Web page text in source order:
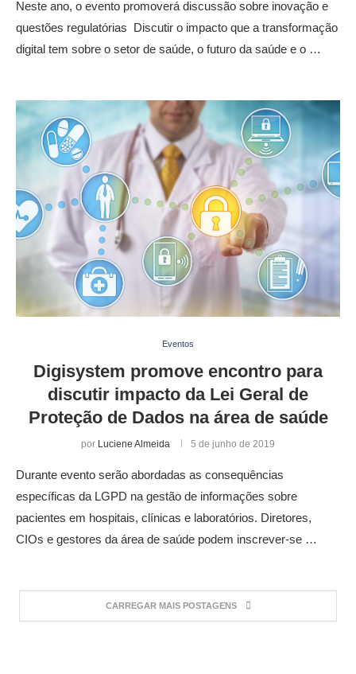
Neste ano, o evento promoverá discussão sobre inovação e
questões regulatórias Discutir o impacto que a transformação
digital tem sobre o setor de saúde, o futuro da saúde e o …
Eventos
Digisystem promove encontro para
discutir impacto da Lei Geral de
Proteção de Dados na área de saúde
por Luciene Almeida 5 de junho de 2019
Durante evento serão abordadas as consequências
específicas da LGPD na gestão de informações sobre
pacientes em hospitais, clínicas e laboratórios. Diretores,
CIOs e gestores da área de saúde podem inscrever-se …
CARREGAR MAIS POSTAGENS